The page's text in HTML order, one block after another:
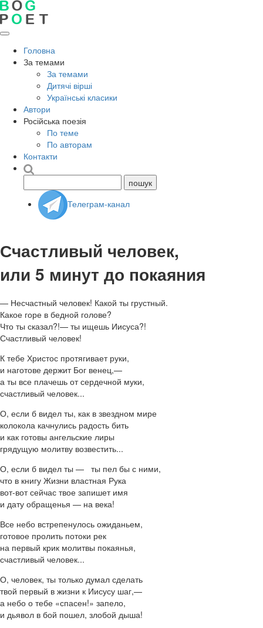
Головна
За темами
За темами
Дитячі вірші
Українські класики
Автори
Російська поезія
По теме
По авторам
Контакти
Телеграм-канал
Счастливый человек,
или 5 минут до покаяния
— Несчастный человек! Какой ты грустный.
Какое горе в бедной голове?
Что ты сказал?!— ты ищешь Иисуса?!
Счастливый человек!
К тебе Христос протягивает руки,
и наготове держит Бог венец,—
а ты все плачешь от сердечной муки,
счастливый человек...
О, если б видел ты, как в звездном мире
колокола качнулись радость бить
и как готовы ангельские лиры
грядущую молитву возвестить...
О, если б видел ты — ты пел бы с ними,
что в книгу Жизни властная Рука
вот-вот сейчас твое запишет имя
и дату обращенья — на века!
Все небо встрепенулось ожиданьем,
готовое пролить потоки рек
на первый крик молитвы покаянья,
счастливый человек...
О, человек, ты только думал сделать
твой первый в жизни к Иисусу шаг,—
а небо о тебе «спасен!» запело,
и дьявол в бой пошел, злобой дыша!